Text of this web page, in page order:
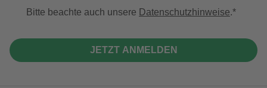
Bitte beachte auch unsere Datenschutzhinweise.
JETZT ANMELDEN